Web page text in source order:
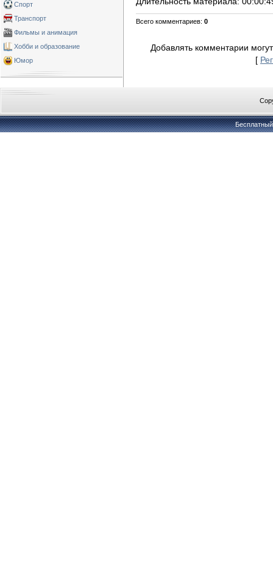
Спорт
Транспорт
Фильмы и анимация
Хобби и образование
Юмор
Всего комментариев: 0
Добавлять комментарии
[